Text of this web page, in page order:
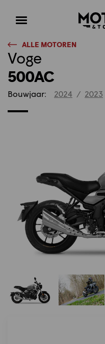
Open
ALLE MOTOREN
Voge
500AC
Bouwjaar: 2024 / 2023